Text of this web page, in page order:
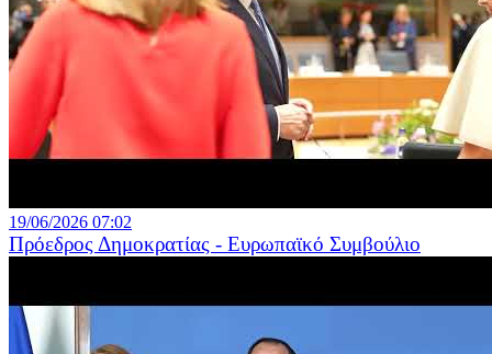
19/06/2026 07:02
Πρόεδρος Δημοκρατίας - Ευρωπαϊκό Συμβούλιο